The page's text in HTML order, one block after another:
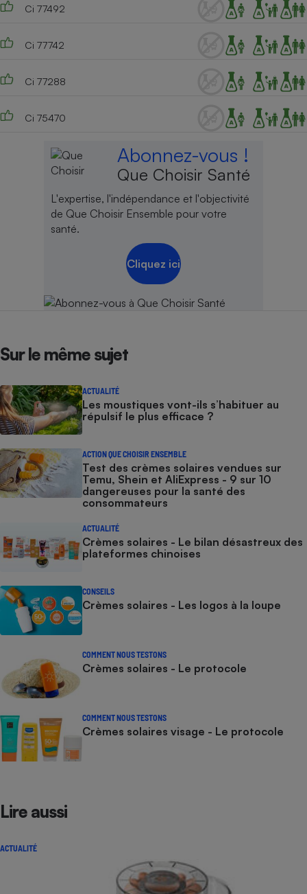
Ci 77492
Ci 77742
Ci 77288
Ci 75470
Abonnez-vous !
Que Choisir Santé
L'expertise, l'indépendance et l'objectivité
de Que Choisir Ensemble pour votre
santé.
Cliquez ici
Sur le même sujet
ACTUALITÉ
Les moustiques vont-ils s’habituer au
répulsif le plus efficace ?
ACTION QUE CHOISIR ENSEMBLE
Test des crèmes solaires vendues sur
Temu, Shein et AliExpress - 9 sur 10
dangereuses pour la santé des
consommateurs
ACTUALITÉ
Crèmes solaires - Le bilan désastreux des
plateformes chinoises
CONSEILS
Crèmes solaires - Les logos à la loupe
COMMENT NOUS TESTONS
Crèmes solaires - Le protocole
COMMENT NOUS TESTONS
Crèmes solaires visage - Le protocole
Lire aussi
ACTUALITÉ